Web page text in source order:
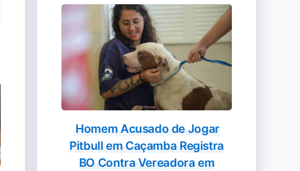
Homem Acusado de Jogar
Pitbull em Caçamba Registra
BO Contra Vereadora em